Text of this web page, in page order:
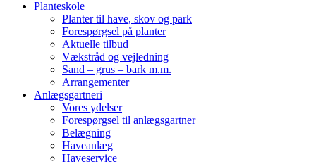
Planteskole
Planter til have, skov og park
Forespørgsel på planter
Aktuelle tilbud
Vækstråd og vejledning
Sand – grus – bark m.m.
Arrangementer
Anlægsgartneri
Vores ydelser
Forespørgsel til anlægsgartner
Belægning
Haveanlæg
Haveservice